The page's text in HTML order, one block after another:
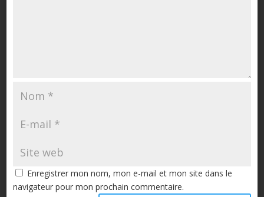
Enregistrer mon nom, mon e-mail et mon site dans le
navigateur pour mon prochain commentaire.